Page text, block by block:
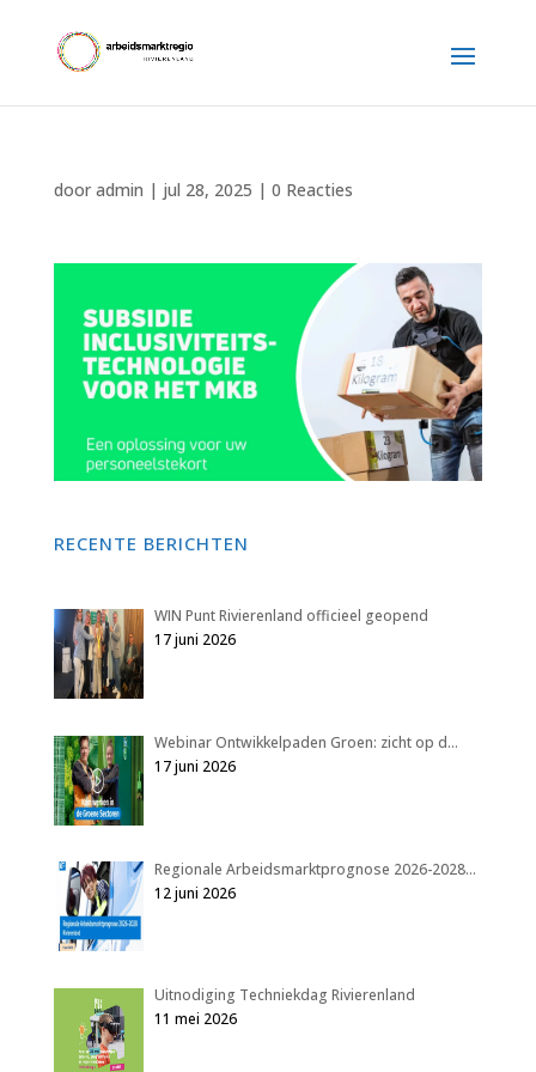
door admin | jul 28, 2025 | 0 Reacties
RECENTE BERICHTEN
WIN Punt Rivierenland officieel geopend
17 juni 2026
Webinar Ontwikkelpaden Groen: zicht op d…
17 juni 2026
Regionale Arbeidsmarktprognose 2026-2028…
12 juni 2026
Uitnodiging Techniekdag Rivierenland
11 mei 2026